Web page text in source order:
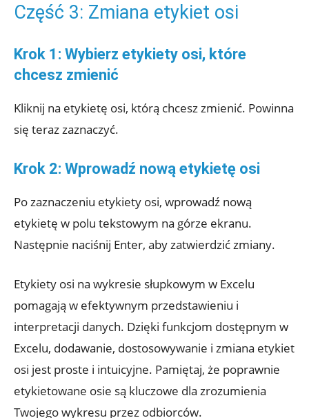
Część 3: Zmiana etykiet osi
Krok 1: Wybierz etykiety osi, które
chcesz zmienić
Kliknij na etykietę osi, którą chcesz zmienić. Powinna
się teraz zaznaczyć.
Krok 2: Wprowadź nową etykietę osi
Po zaznaczeniu etykiety osi, wprowadź nową
etykietę w polu tekstowym na górze ekranu.
Następnie naciśnij Enter, aby zatwierdzić zmiany.
Etykiety osi na wykresie słupkowym w Excelu
pomagają w efektywnym przedstawieniu i
interpretacji danych. Dzięki funkcjom dostępnym w
Excelu, dodawanie, dostosowywanie i zmiana etykiet
osi jest proste i intuicyjne. Pamiętaj, że poprawnie
etykietowane osie są kluczowe dla zrozumienia
Twojego wykresu przez odbiorców.